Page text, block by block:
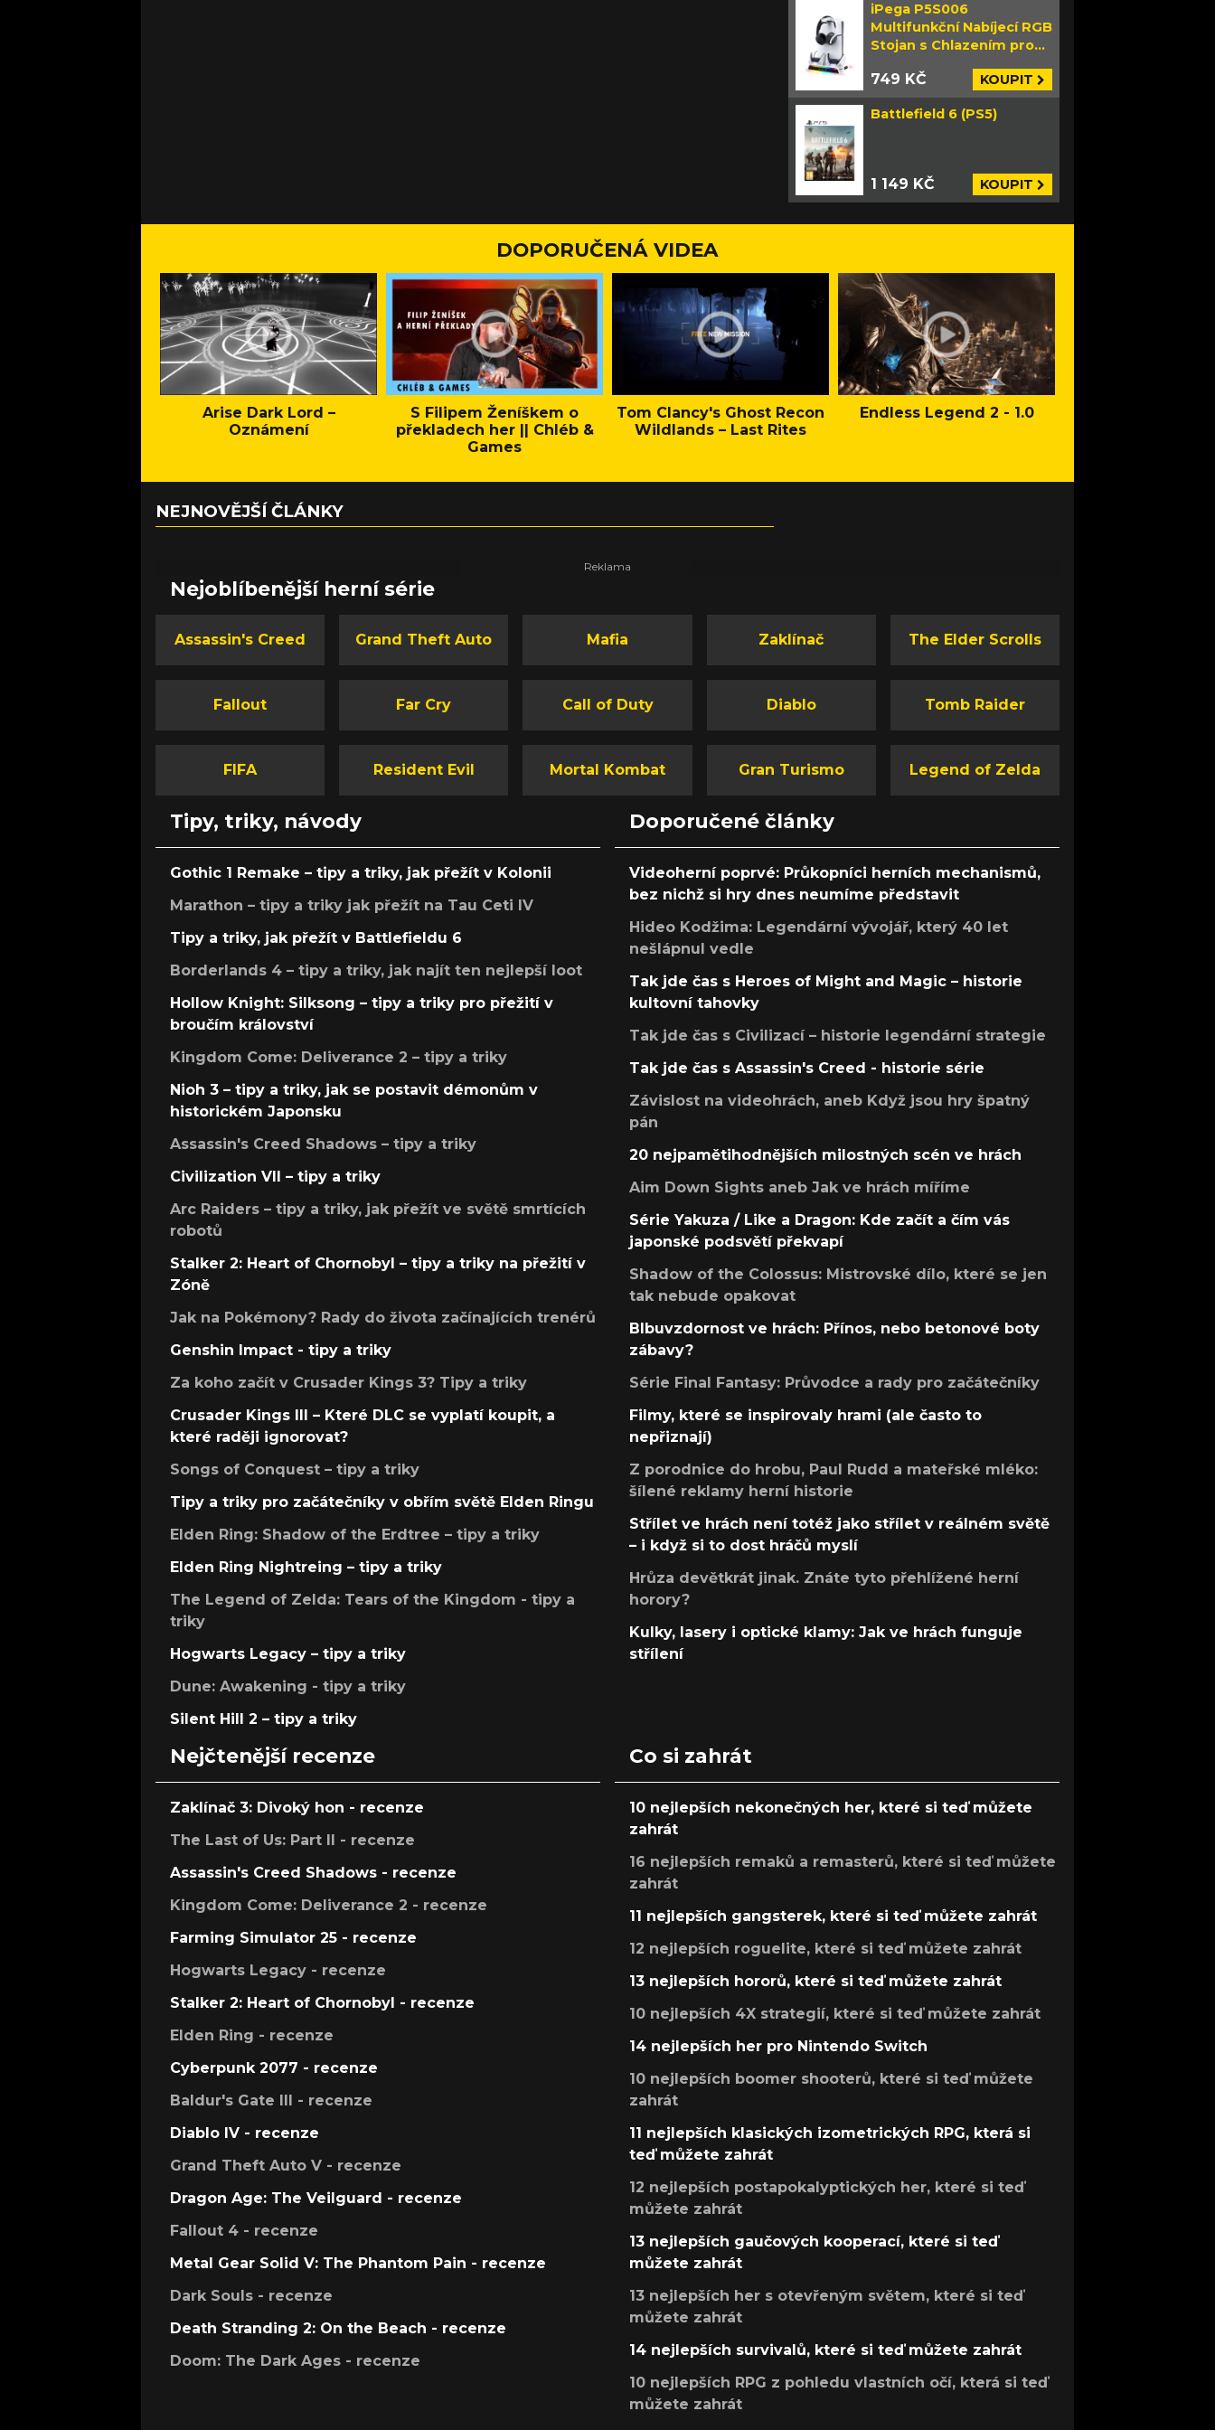
iPega P5S006
Multifunkční Nabíjecí RGB
Stojan s Chlazením pro
749 KČ KOUPIT
Battlefield 6 (PS5)
1 149 KČ KOUPIT
DOPORUČENÁ VIDEA
Arise Dark Lord –
Oznámení
S Filipem Ženíškem o
překladech her || Chléb &
Games
Tom Clancy's Ghost Recon
Wildlands – Last Rites
Endless Legend 2 - 1.0
NEJNOVĚJŠÍ ČLÁNKY
Nejoblíbenější herní série
Assassin's Creed Grand Theft Auto Mafia Zaklínač The Elder Scrolls
Fallout Far Cry Call of Duty Diablo Tomb Raider
FIFA Resident Evil Mortal Kombat Gran Turismo Legend of Zelda
Tipy, triky, návody
Gothic 1 Remake – tipy a triky, jak přežít v Kolonii
Marathon – tipy a triky jak přežít na Tau Ceti IV
Tipy a triky, jak přežít v Battlefieldu 6
Borderlands 4 – tipy a triky, jak najít ten nejlepší loot
Hollow Knight: Silksong – tipy a triky pro přežití v
broučím království
Kingdom Come: Deliverance 2 – tipy a triky
Nioh 3 – tipy a triky, jak se postavit démonům v
historickém Japonsku
Assassin's Creed Shadows – tipy a triky
Civilization VII – tipy a triky
Arc Raiders – tipy a triky, jak přežít ve světě smrtících
robotů
Stalker 2: Heart of Chornobyl – tipy a triky na přežití v
Zóně
Jak na Pokémony? Rady do života začínajících trenérů
Genshin Impact - tipy a triky
Za koho začít v Crusader Kings 3? Tipy a triky
Crusader Kings III – Které DLC se vyplatí koupit, a
které raději ignorovat?
Songs of Conquest – tipy a triky
Tipy a triky pro začátečníky v obřím světě Elden Ringu
Elden Ring: Shadow of the Erdtree – tipy a triky
Elden Ring Nightreing – tipy a triky
The Legend of Zelda: Tears of the Kingdom - tipy a
triky
Hogwarts Legacy – tipy a triky
Dune: Awakening - tipy a triky
Silent Hill 2 – tipy a triky
Doporučené články
Videoherní poprvé: Průkopníci herních mechanismů,
bez nichž si hry dnes neumíme představit
Hideo Kodžima: Legendární vývojář, který 40 let
nešlápnul vedle
Tak jde čas s Heroes of Might and Magic – historie
kultovní tahovky
Tak jde čas s Civilizací – historie legendární strategie
Tak jde čas s Assassin's Creed - historie série
Závislost na videohrách, aneb Když jsou hry špatný
pán
20 nejpamětihodnějších milostných scén ve hrách
Aim Down Sights aneb Jak ve hrách míříme
Série Yakuza / Like a Dragon: Kde začít a čím vás
japonské podsvětí překvapí
Shadow of the Colossus: Mistrovské dílo, které se jen
tak nebude opakovat
Blbuvzdornost ve hrách: Přínos, nebo betonové boty
zábavy?
Série Final Fantasy: Průvodce a rady pro začátečníky
Filmy, které se inspirovaly hrami (ale často to
nepřiznají)
Z porodnice do hrobu, Paul Rudd a mateřské mléko:
šílené reklamy herní historie
Střílet ve hrách není totéž jako střílet v reálném světě
– i když si to dost hráčů myslí
Hrůza devětkrát jinak. Znáte tyto přehlížené herní
horory?
Kulky, lasery i optické klamy: Jak ve hrách funguje
střílení
Nejčtenější recenze
Zaklínač 3: Divoký hon - recenze
The Last of Us: Part II - recenze
Assassin's Creed Shadows - recenze
Kingdom Come: Deliverance 2 - recenze
Farming Simulator 25 - recenze
Hogwarts Legacy - recenze
Stalker 2: Heart of Chornobyl - recenze
Elden Ring - recenze
Cyberpunk 2077 - recenze
Baldur's Gate III - recenze
Diablo IV - recenze
Grand Theft Auto V - recenze
Dragon Age: The Veilguard - recenze
Fallout 4 - recenze
Metal Gear Solid V: The Phantom Pain - recenze
Dark Souls - recenze
Death Stranding 2: On the Beach - recenze
Doom: The Dark Ages - recenze
Co si zahrát
10 nejlepších nekonečných her, které si teď můžete
zahrát
16 nejlepších remaků a remasterů, které si teď můžete
zahrát
11 nejlepších gangsterek, které si teď můžete zahrát
12 nejlepších roguelite, které si teď můžete zahrát
13 nejlepších hororů, které si teď můžete zahrát
10 nejlepších 4X strategií, které si teď můžete zahrát
14 nejlepších her pro Nintendo Switch
10 nejlepších boomer shooterů, které si teď můžete
zahrát
11 nejlepších klasických izometrických RPG, která si
teď můžete zahrát
12 nejlepších postapokalyptických her, které si teď
můžete zahrát
13 nejlepších gaučových kooperací, které si teď
můžete zahrát
13 nejlepších her s otevřeným světem, které si teď
můžete zahrát
14 nejlepších survivalů, které si teď můžete zahrát
10 nejlepších RPG z pohledu vlastních očí, která si teď
můžete zahrát